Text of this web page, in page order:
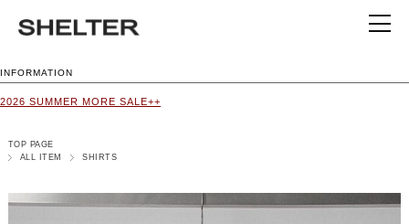
INFORMATION
2026 SUMMER MORE SALE++
TOP PAGE
ALL ITEM
SHIRTS